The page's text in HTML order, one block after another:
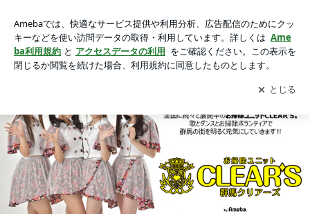
アプリをダウンロードして ブログの更新通知
を受け取りまし
ょう。
開く